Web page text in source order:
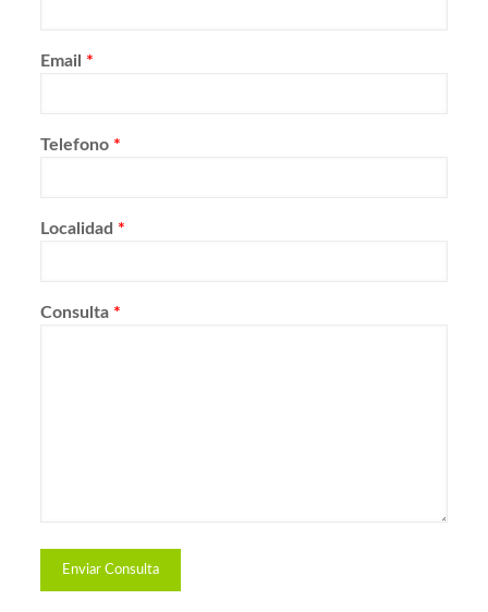
Email *
Telefono *
Localidad *
Consulta *